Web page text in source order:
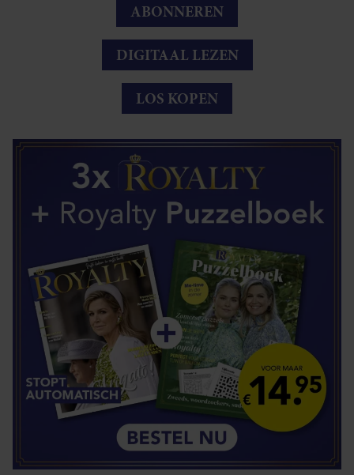
ABONNEREN
DIGITAAL LEZEN
LOS KOPEN